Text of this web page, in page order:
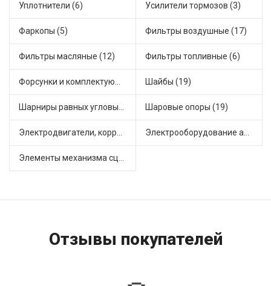
Уплотнители (6) Усилители тормозов (3)
Фаркопы (5) Фильтры воздушные (17)
Фильтры масляные (12) Фильтры топливные (6)
Форсунки и комплектующие (1) Шайбы (19)
Шарниры равных угловых скоростей, приводные валы (1) Шаровые опоры (19)
Электродвигатели, корректоры и приводы автомобильн (22) Электрооборудование автомобилей (25)
Элементы механизма сцепления (63)
Отзывы покупателей